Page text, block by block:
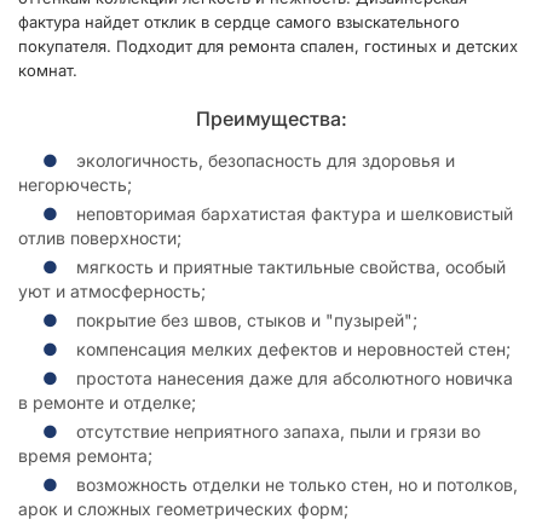
фактура найдет отклик в сердце самого взыскательного
покупателя. Подходит для ремонта спален, гостиных и детских
комнат.
Преимущества:
экологичность, безопасность для здоровья и
негорючесть;
неповторимая бархатистая фактура и шелковистый
отлив поверхности;
мягкость и приятные тактильные свойства, особый
уют и атмосферность;
покрытие без швов, стыков и "пузырей";
компенсация мелких дефектов и неровностей стен;
простота нанесения даже для абсолютного новичка
в ремонте и отделке;
отсутствие неприятного запаха, пыли и грязи во
время ремонта;
возможность отделки не только стен, но и потолков,
арок и сложных геометрических форм;